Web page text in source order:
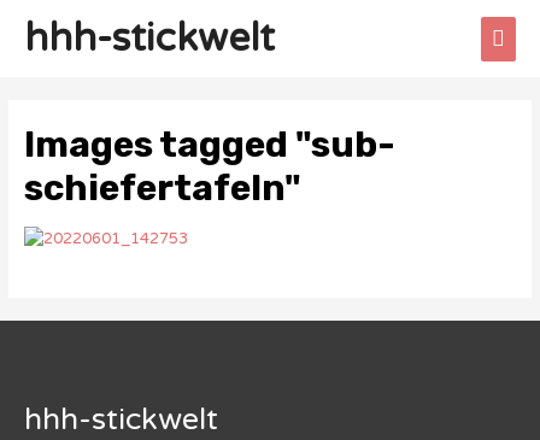
hhh-stickwelt
Images tagged "sub-
schiefertafeln"
hhh-stickwelt